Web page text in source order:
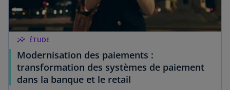
insights ÉTUDE
Modernisation des paiements :
transformation des systèmes de paiement
dans la banque et le retail